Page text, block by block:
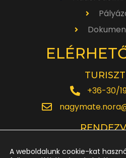
+36-30/
A weboldalunk cookie-kat